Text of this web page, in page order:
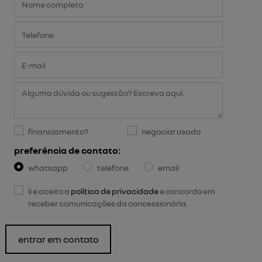
financiamento? negociar usado
preferência de contato:
whatsapp telefone email
li e aceito a política de privacidadee concordo em
receber comunicações da concessionária.
entrar em contato